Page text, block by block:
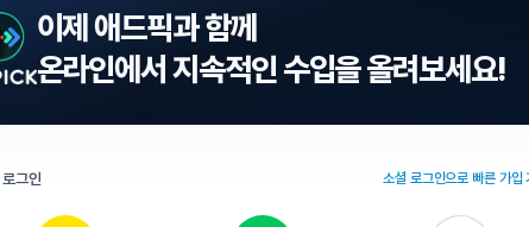
이제 애드픽과 함께
온라인에서 지속적인 수입을 올려보세요!
그인 소셜 로그인으로 빠른 가입